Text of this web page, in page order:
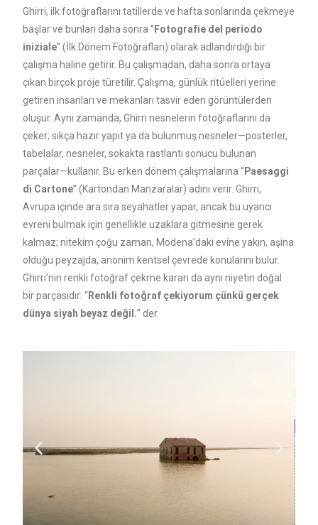
Ghirri, ilk fotoğraflarını tatillerde ve hafta sonlarında çekmeye
başlar ve bunları daha sonra ‘’ Fotografie del periodo
iniziale’’ (İlk Dönem Fotoğrafları) olarak adlandırdığı bir
çalışma haline getirir. Bu çalışmadan, daha sonra ortaya
çıkan birçok proje türetilir. Çalışma, günlük ritüelleri yerine
getiren insanları ve mekanları tasvir eden görüntülerden
oluşur. Aynı zamanda, Ghirri nesnelerin fotoğraflarını da
çeker; sıkça hazır yapıt ya da bulunmuş nesneler—posterler,
tabelalar, nesneler, sokakta rastlantı sonucu bulunan
parçalar—kullanır. Bu erken dönem çalışmalarına ‘’ Paesaggi
di Cartone’’ (Kartondan Manzaralar) adını verir. Ghirri,
Avrupa içinde ara sıra seyahatler yapar, ancak bu uyarıcı
evreni bulmak için genellikle uzaklara gitmesine gerek
kalmaz; nitekim çoğu zaman, Modena’daki evine yakın, aşina
olduğu peyzajda, anonim kentsel çevrede konularını bulur.
Ghirri’nin renkli fotoğraf çekme kararı da aynı niyetin doğal
bir parçasıdır: “Renkli fotoğraf çekiyorum çünkü gerçek
dünya siyah beyaz değil.” der.